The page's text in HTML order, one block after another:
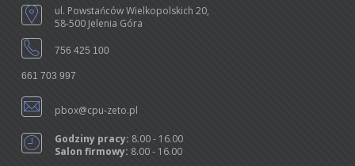
ul. Powstańców Wielkopolskich 20,
58-500 Jelenia Góra
756 425 100
661 703 997
pbox@cpu-zeto.pl
Godziny pracy: 8.00 - 16.00
Salon firmowy: 8.00 - 16.00